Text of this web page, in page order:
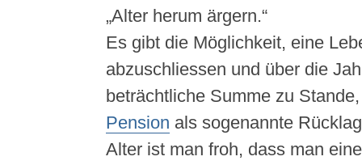
„Alter herum ärgern.“
Es gibt die Möglichkeit, eine
abzuschliessen und über die
beträchtliche Summe zu
Pension als sogenannte
Alter ist man froh, dass man